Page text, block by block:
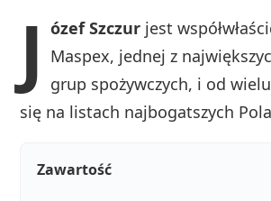
J ózef Szczur jest
Maspex, jednej z
grup spożywczych, i od
się na listach najbogatszych
Zawartość